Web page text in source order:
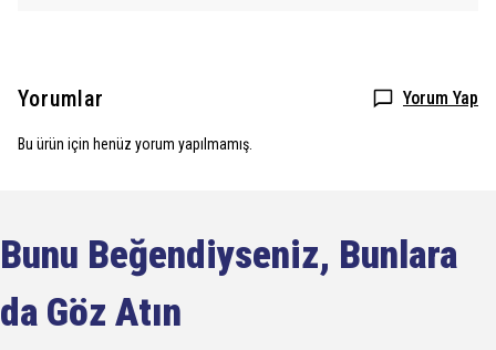
Yorumlar Yorum Yap
Bu ürün için henüz yorum yapılmamış.
Bunu Beğendiyseniz, Bunlara
da Göz Atın